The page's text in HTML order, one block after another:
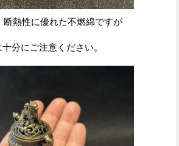
断熱性に優れた不燃綿ですが
分にご注意ください。